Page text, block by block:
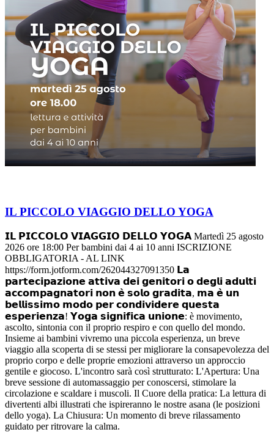
IL PICCOLO VIAGGIO DELLO YOGA
𝗜𝗟 𝗣𝗜𝗖𝗖𝗢𝗟𝗢 𝗩𝗜𝗔𝗚𝗚𝗜𝗢 𝗗𝗘𝗟𝗟𝗢 𝗬𝗢𝗚𝗔 Martedì 25 agosto
2026 ore 18:00 Per bambini dai 4 ai 10 anni ISCRIZIONE
OBBLIGATORIA - AL LINK
https://form.jotform.com/262044327091350 𝗟𝗮
𝗽𝗮𝗿𝘁𝗲𝗰𝗶𝗽𝗮𝘇𝗶𝗼𝗻𝗲 𝗮𝘁𝘁𝗶𝘃𝗮 𝗱𝗲𝗶 𝗴𝗲𝗻𝗶𝘁𝗼𝗿𝗶 𝗼 𝗱𝗲𝗴𝗹𝗶 𝗮𝗱𝘂𝗹𝘁𝗶
𝗮𝗰𝗰𝗼𝗺𝗽𝗮𝗴𝗻𝗮𝘁𝗼𝗿𝗶 𝗻𝗼𝗻 𝗲̀ 𝘀𝗼𝗹𝗼 𝗴𝗿𝗮𝗱𝗶𝘁𝗮, 𝗺𝗮 𝗲̀ 𝘂𝗻
𝗯𝗲𝗹𝗹𝗶𝘀𝘀𝗶𝗺𝗼 𝗺𝗼𝗱𝗼 𝗽𝗲𝗿 𝗰𝗼𝗻𝗱𝗶𝘃𝗶𝗱𝗲𝗿𝗲 𝗾𝘂𝗲𝘀𝘁𝗮
𝗲𝘀𝗽𝗲𝗿𝗶𝗲𝗻𝘇𝗮! 𝗬𝗼𝗴𝗮 𝘀𝗶𝗴𝗻𝗶𝗳𝗶𝗰𝗮 𝘂𝗻𝗶𝗼𝗻𝗲: è movimento,
ascolto, sintonia con il proprio respiro e con quello del mondo.
Insieme ai bambini vivremo una piccola esperienza, un breve
viaggio alla scoperta di se stessi per migliorare la consapevolezza del
proprio corpo e delle proprie emozioni attraverso un approccio
gentile e giocoso. L'incontro sarà così strutturato: L'Apertura: Una
breve sessione di automassaggio per conoscersi, stimolare la
circolazione e scaldare i muscoli. Il Cuore della pratica: La lettura di
divertenti albi illustrati che ispireranno le nostre asana (le posizioni
dello yoga). La Chiusura: Un momento di breve rilassamento
guidato per ritrovare la calma.